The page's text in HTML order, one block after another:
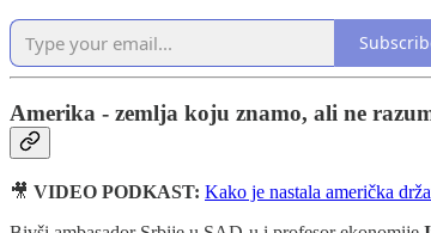
Amerika - zemlja koju znamo, ali ne
🎥 VIDEO PODKAST: Kako je nastala američka